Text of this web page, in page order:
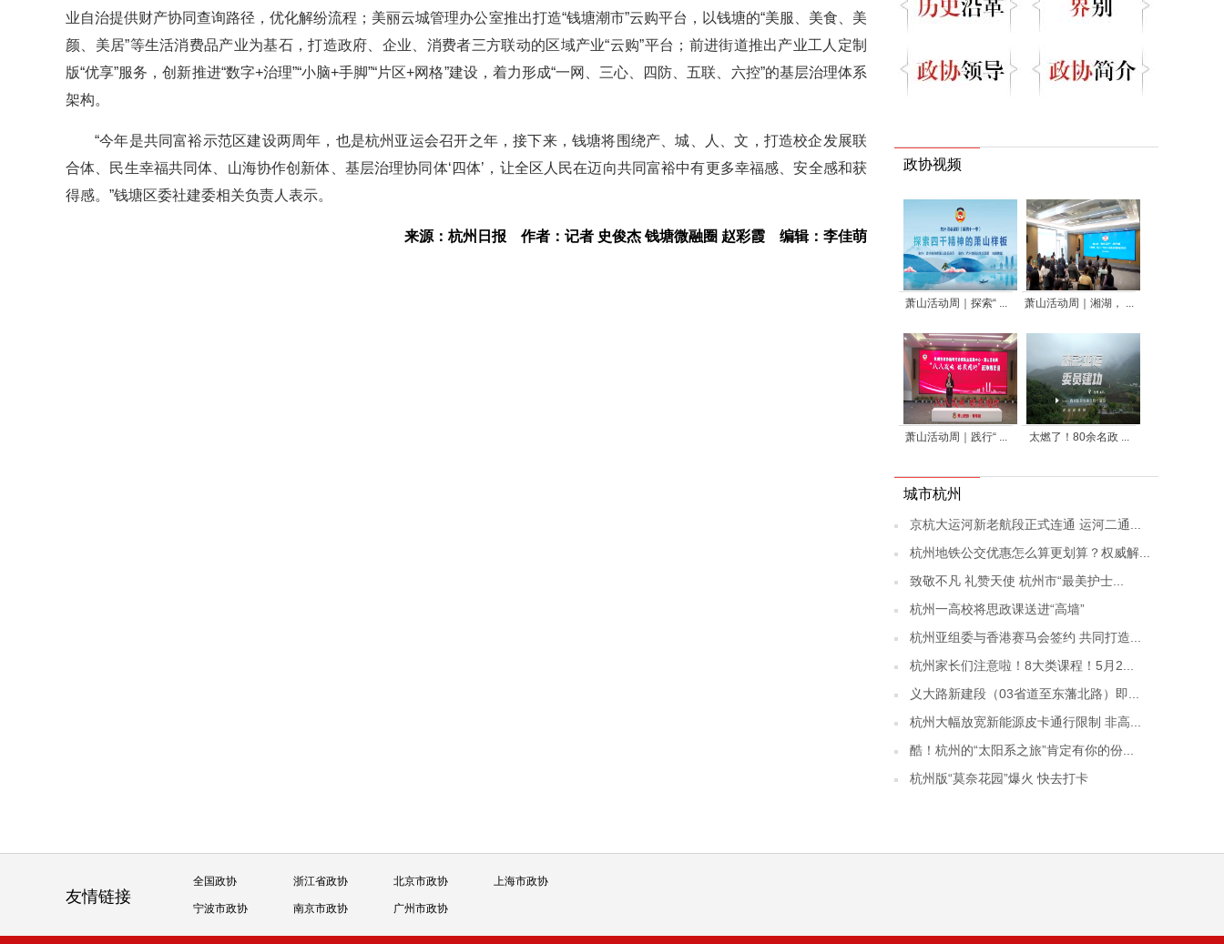
业自治提供财产协同查询路径，优化解纷流程；美丽云城管理办公室推出打造“钱塘潮市”云购平台，以钱塘的“美服、美食、美
颜、美居”等生活消费品产业为基石，打造政府、企业、消费者三方联动的区域产业“云购”平台；前进街道推出产业工人定制
版“优享”服务，创新推进“数字+治理”“小脑+手脚”“片区+网格”建设，着力形成“一网、三心、四防、五联、六控”的基层治理体系
架构。
“今年是共同富裕示范区建设两周年，也是杭州亚运会召开之年，接下来，钱塘将围绕产、城、人、文，打造校企发展联
合体、民生幸福共同体、山海协作创新体、基层治理协同体‘四体’，让全区人民在迈向共同富裕中有更多幸福感、安全感和获
得感。”钱塘区委社建委相关负责人表示。
来源：杭州日报 作者：记者 史俊杰 钱塘微融圈 赵彩霞 编辑：李佳萌
政协视频
萧山活动周｜探索“ ... 萧山活动周｜湘湖， ...
萧山活动周｜践行“ ... 太燃了！80余名政 ...
城市杭州
京杭大运河新老航段正式连通 运河二通...
杭州地铁公交优惠怎么算更划算？权威解...
致敬不凡 礼赞天使 杭州市“最美护士...
杭州一高校将思政课送进“高墙”
杭州亚组委与香港赛马会签约 共同打造...
杭州家长们注意啦！8大类课程！5月2...
义大路新建段（03省道至东藩北路）即...
杭州大幅放宽新能源皮卡通行限制 非高...
酷！杭州的“太阳系之旅”肯定有你的份...
杭州版“莫奈花园”爆火 快去打卡
友情链接
全国政协 浙江省政协 北京市政协 上海市政协
宁波市政协 南京市政协 广州市政协